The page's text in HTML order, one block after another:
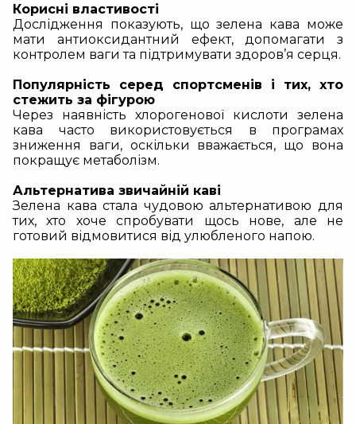
Корисні властивості
Дослідження показують, щозелена кава може
мати антиоксидантний ефект, допомагати з
контролем ваги та підтримувати здоров’я серця.
Популярність серед спортсменів і тих, хто
стежить за фігурою
Через наявність хлорогенової кислоти зелена
кава часто використовується в програмах
зниження ваги, оскільки вважається, що вона
покращує метаболізм.
Альтернатива звичайній каві
Зелена кава стала чудовою альтернативою для
тих, хто хоче спробувати щось нове, але не
готовий відмовитися від улюбленого напою.